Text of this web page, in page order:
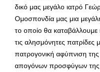
δικό μας μεγάλο ιατρό
Ομοσπονδία μας μια
το οποίο θα καταβάλλουμε
τις αλησμόνητες
πατρογονική αφύπνιση της
απογόνων προσφύγων της